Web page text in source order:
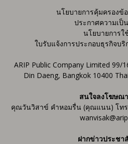
นโยบายการคุ้มครองข้
ประกาศความเป็
นโยบายการใ
ใบรับแจ้งการประกอบธุรกิจบ
ARIP Public Company Limited 99/
Din Daeng, Bangkok 10400
สนใจลงโฆษณ
คุณวันวิสาข์ คำหอมรื่น (คุณแนน) โทร.
ฝากข่าวประชา